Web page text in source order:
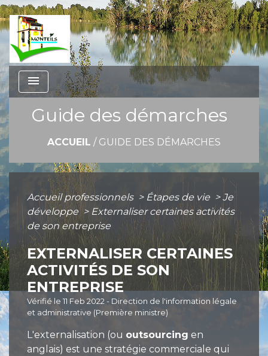
menu
Guide des démarches
ACCUEIL / GUIDE DES DÉMARCHES
Accueil professionnels > Étapes de vie > Je
développe > Externaliser certaines activités
de son entreprise
EXTERNALISER CERTAINES
ACTIVITÉS DE SON
ENTREPRISE
Vérifié le 11 Feb 2022 - Direction de l'information légale
et administrative (Première ministre)
L'externalisation (ou outsourcing en
anglais) est une stratégie commerciale qui